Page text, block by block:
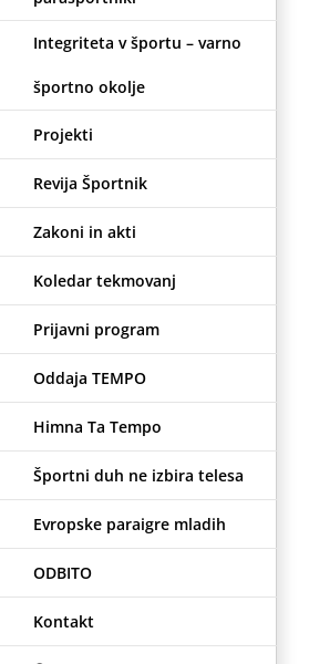
Integriteta v športu – varno
športno okolje
Projekti
Revija Športnik
Zakoni in akti
Koledar tekmovanj
Prijavni program
Oddaja TEMPO
Himna Ta Tempo
Športni duh ne izbira telesa
Evropske paraigre mladih
ODBITO
Kontakt